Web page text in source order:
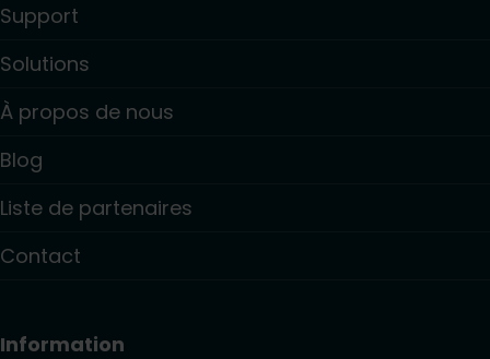
Support
Solutions
À propos de nous
Blog
Liste de partenaires
Contact
Information